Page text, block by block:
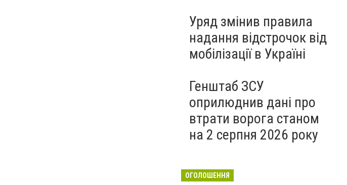
Уряд змінив правила
надання відстрочок від
мобілізації в Україні
Генштаб ЗСУ
оприлюднив дані про
втрати ворога станом
на 2 серпня 2026 року
ОГОЛОШЕННЯ